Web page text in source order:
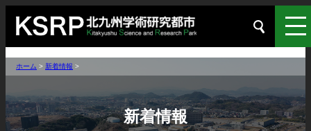
ホーム >新着情報 >
新着情報